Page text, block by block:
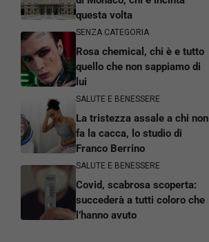
questa volta
SENZA CATEGORIA
Rosa chemical, chi è e tutto
quello che non sappiamo di
lui
SALUTE E BENESSERE
La tristezza assale a chi non
fa la cacca, lo studio di
Franco Berrino
SALUTE E BENESSERE
Covid, scabrosa scoperta:
succederà a tutti coloro che
l’hanno avuto